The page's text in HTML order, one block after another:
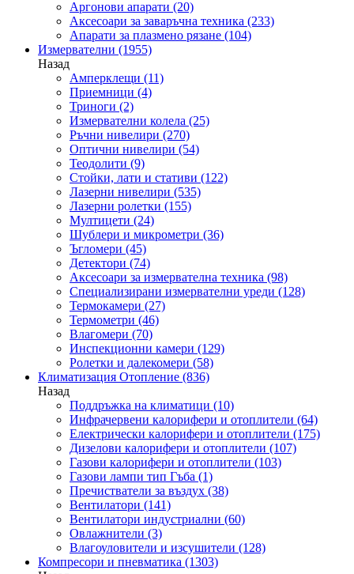
Аргонови апарати (20)
Аксесоари за заваръчна техника (233)
Апарати за плазмено рязане (104)
Измервателни (1955)
Назад
Амперклещи (11)
Приемници (4)
Триноги (2)
Измервателни колела (25)
Ръчни нивелири (270)
Оптични нивелири (54)
Теодолити (9)
Стойки, лати и стативи (122)
Лазерни нивелири (535)
Лазерни ролетки (155)
Мултицети (24)
Шублери и микрометри (36)
Ъгломери (45)
Детектори (74)
Аксесоари за измервателна техника (98)
Специализирани измервателни уреди (128)
Термокамери (27)
Термометри (46)
Влагомери (70)
Инспекционни камери (129)
Ролетки и далекомери (58)
Климатизация Отопление (836)
Назад
Поддръжка на климатици (10)
Инфрачервени калорифери и отоплители (64)
Електрически калорифери и отоплители (175)
Дизелови калорифери и отоплители (107)
Газови калорифери и отоплители (103)
Газови лампи тип Гъба (1)
Пречистватели за въздух (38)
Вентилатори (141)
Вентилатори индустриални (60)
Овлажнители (3)
Влагоуловители и изсушители (128)
Компресори и пневматика (1303)